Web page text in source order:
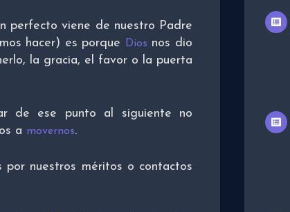
perfecto viene de nuestro Padre
hacer) es porque
Dios nos dio
la gracia, el favor o la puerta
de ese punto al siguiente no
a movernos.
por nuestros méritos o contactos